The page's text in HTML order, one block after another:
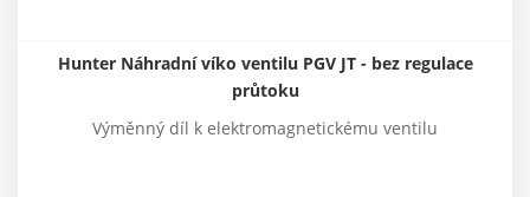
Hunter Náhradní víko ventilu PGV JT - bez regulace
průtoku
Výměnný díl k elektromagnetickému ventilu